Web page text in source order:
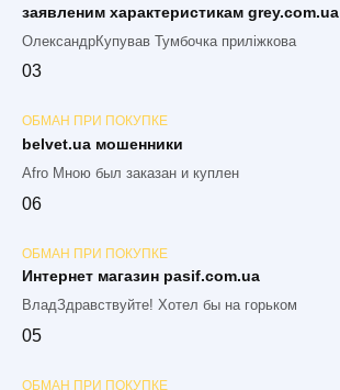
заявленим характеристикам grey.com.ua
ОлександрКупував Тумбочка приліжкова
03
ОБМАН ПРИ ПОКУПКЕ
belvet.ua мошенники
Afro Мною был заказан и куплен
06
ОБМАН ПРИ ПОКУПКЕ
Интернет магазин pasif.com.ua
ВладЗдравствуйте! Хотел бы на горьком
05
ОБМАН ПРИ ПОКУПКЕ